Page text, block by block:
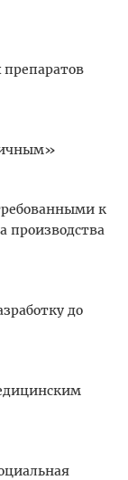
к
производства
до